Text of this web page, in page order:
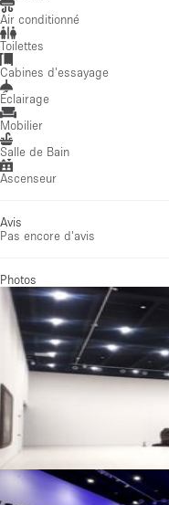
Air conditionné
Toilettes
Cabines d'essayage
Éclairage
Mobilier
Salle de Bain
Ascenseur
Avis
Pas encore d'avis
Photos